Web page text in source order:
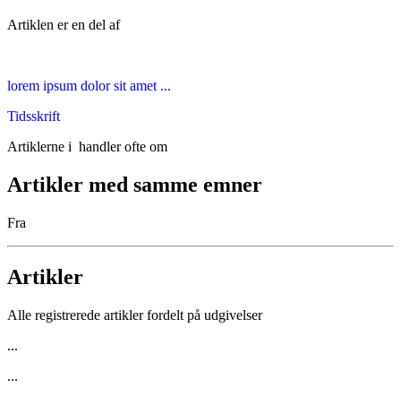
Artiklen er en del af
lorem ipsum dolor sit amet ...
Tidsskrift
Artiklerne i handler ofte om
Artikler med samme emner
Fra
Artikler
Alle registrerede artikler fordelt på udgivelser
...
...